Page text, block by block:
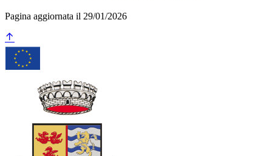
Pagina aggiornata il 29/01/2026